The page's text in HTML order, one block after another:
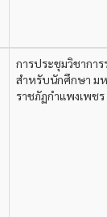
การประชุมวิชากา
สำหรับนักศึกษา ม
ราชภัฏกำแพงเพช